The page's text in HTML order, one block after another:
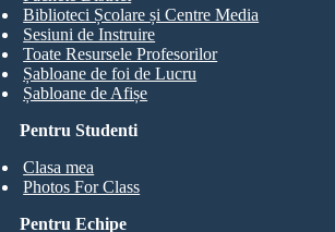
Pentru Studenti
Clasa mea
Photos For Class
Biblioteci Școlare și Centre Media
Sesiuni de Instruire
Toate Resursele Profesorilor
Șabloane de foi de Lucru
Șabloane de Afișe
Pentru Echipe